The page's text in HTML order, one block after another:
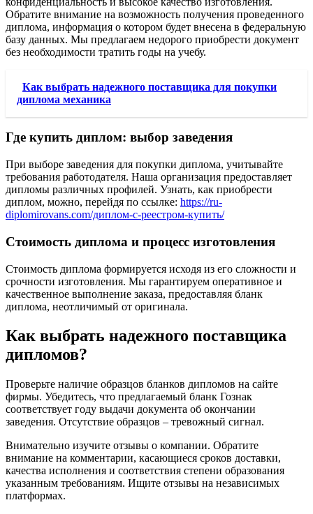
Обратите внимание на возможность получения проведенного
диплома, информация о котором будет внесена в федеральную
базу данных. Мы предлагаем недорого приобрести документ
без необходимости тратить годы на учебу.
Как выбрать надежного поставщика для покупки
диплома механика
Где купить диплом: выбор заведения
При выборе заведения для покупки диплома, учитывайте
требования работодателя. Наша организация предоставляет
дипломы различных профилей. Узнать, как приобрести
диплом, можно, перейдя по ссылке: https://ru-
diplomirovans.com/диплом-с-реестром-купить/
Стоимость диплома и процесс изготовления
Стоимость диплома формируется исходя из его сложности и
срочности изготовления. Мы гарантируем оперативное и
качественное выполнение заказа, предоставляя бланк
диплома, неотличимый от оригинала.
Как выбрать надежного поставщика
дипломов?
Проверьте наличие образцов бланков дипломов на сайте
фирмы. Убедитесь, что предлагаемый бланк Гознак
соответствует году выдачи документа об окончании
заведения. Отсутствие образцов – тревожный сигнал.
Внимательно изучите отзывы о компании. Обратите
внимание на комментарии, касающиеся сроков доставки,
качества исполнения и соответствия степени образования
указанным требованиям. Ищите отзывы на независимых
платформах.